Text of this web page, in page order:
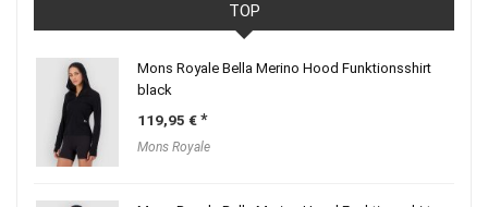
TOP
Mons Royale Bella Merino Hood Funktionsshirt
black
119,95 €
Mons Royale